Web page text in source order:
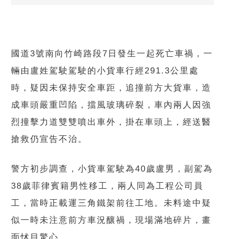
國道3號南向竹崎路段7日發生一起死亡車禍，一
輛由盧姓駕駛駕駛的小貨車行經291.3公里處
時，疑因未保持安全車距，追撞前方大貨車，造
成車頭嚴重凹陷，擋風玻璃碎裂，車內兩人因強
烈撞擊力道雙雙噴出車外，掛在車頭上，經送醫
搶救仍宣告不治。
警方初步調查，小貨車駕駛為40歲盧男，副駕為
38歲菲律賓籍男性移工，兩人同為工程公司員
工，當時正載運三角鐵架前往工地。未料途中疑
似一時未注意前方車況釀禍，現場滿地碎片，畫